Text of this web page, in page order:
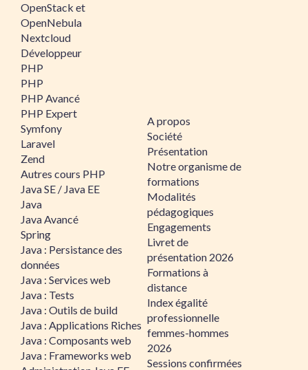
OpenStack et
OpenNebula
Nextcloud
Développeur
PHP
PHP
PHP Avancé
PHP Expert
Symfony
Laravel
Zend
Autres cours PHP
Java SE / Java EE
Java
Java Avancé
Spring
Java : Persistance des
données
Java : Services web
Java : Tests
Java : Outils de build
Java : Applications Riches
Java : Composants web
Java : Frameworks web
A propos
Société
Présentation
Notre organisme de
formations
Modalités
pédagogiques
Engagements
Livret de
présentation 2026
Formations à
distance
Index égalité
professionnelle
femmes-hommes
2026
Sessions confirmées